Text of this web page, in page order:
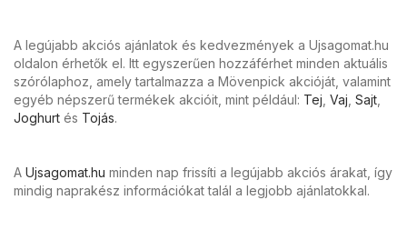
A legújabb akciós ajánlatok és kedvezmények a Ujsagomat.hu
oldalon érhetők el. Itt egyszerűen hozzáférhet minden aktuális
szórólaphoz, amely tartalmazza a Mövenpick akcióját, valamint
egyéb népszerű termékek akcióit, mint például: Tej Vaj Sajt
Joghurt és Tojás.
A Ujsagomat.hu minden nap frissíti a legújabb akciós árakat, így
mindig naprakész információkat talál a legjobb ajánlatokkal.